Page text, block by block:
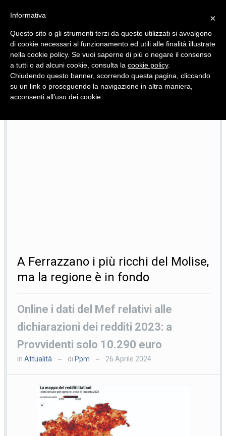
Quotidiano d'informazione distribuito in Molise con
A Ferrazzano i più ricchi del Molise,
ma la regione è in fondo
Online i dati del Mef relativi alle
dichiarazioni dei redditi 2023: a
Provvidenti solo 10.290 euro
inAttualità — di Ppm — 26 Aprile 2024
×
Informativa
Questo sito o gli strumenti terzi da questo utilizzati si avvalgono
di cookie necessari al funzionamento ed utili alle finalità illustrate
nella cookie policy. Se vuoi saperne di più o negare il consenso
a tutti o ad alcuni cookie, consulta la cookie policy.
Chiudendo questo banner, scorrendo questa pagina, cliccando
su un link o proseguendo la navigazione in altra maniera,
acconsenti all’uso dei cookie.